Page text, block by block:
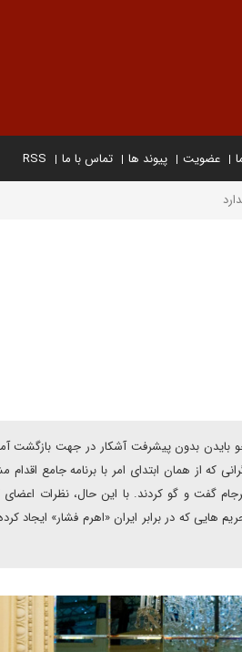
عضویت پیوند ها تماس با ما RSS
بدون پیشرفت آشکار در جهت بازگشت
که از همان ابتدای امر با برنامه جامع
گفت و گو کردند. با این حال، نظرات
که در برابر ایران «اهرم فشار» ایجاد کرده